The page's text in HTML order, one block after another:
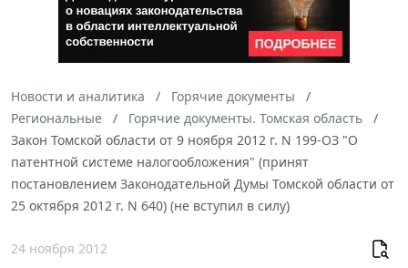
Новости и аналитика
Горячие документы
Региональные
Горячие документы. Томская область
Закон Томской области от 9 ноября 2012 г. N 199-ОЗ "О
патентной системе налогообложения" (принят
постановлением Законодательной Думы Томской области от
25 октября 2012 г. N 640) (не вступил в силу)
24 ноября 2012